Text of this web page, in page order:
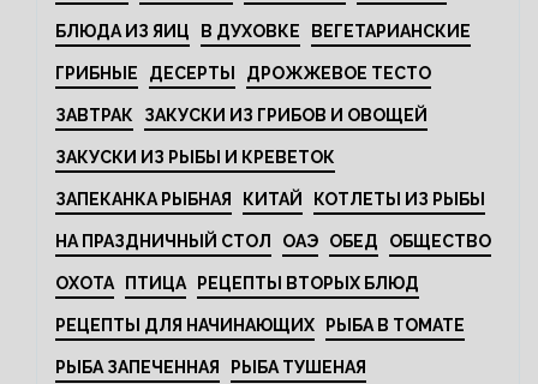
БЛЮДА ИЗ ЯИЦ В ДУХОВКЕ ВЕГЕТАРИАНСКИЕ
ГРИБНЫЕ ДЕСЕРТЫ ДРОЖЖЕВОЕ ТЕСТО
ЗАВТРАК ЗАКУСКИ ИЗ ГРИБОВ И ОВОЩЕЙ
ЗАКУСКИ ИЗ РЫБЫ И КРЕВЕТОК
ЗАПЕКАНКА РЫБНАЯ КИТАЙ КОТЛЕТЫ ИЗ РЫБЫ
НА ПРАЗДНИЧНЫЙ СТОЛ ОАЭ ОБЕД ОБЩЕСТВО
ОХОТА ПТИЦА РЕЦЕПТЫ ВТОРЫХ БЛЮД
РЕЦЕПТЫ ДЛЯ НАЧИНАЮЩИХ РЫБА В ТОМАТЕ
РЫБА ЗАПЕЧЕННАЯ РЫБА ТУШЕНАЯ